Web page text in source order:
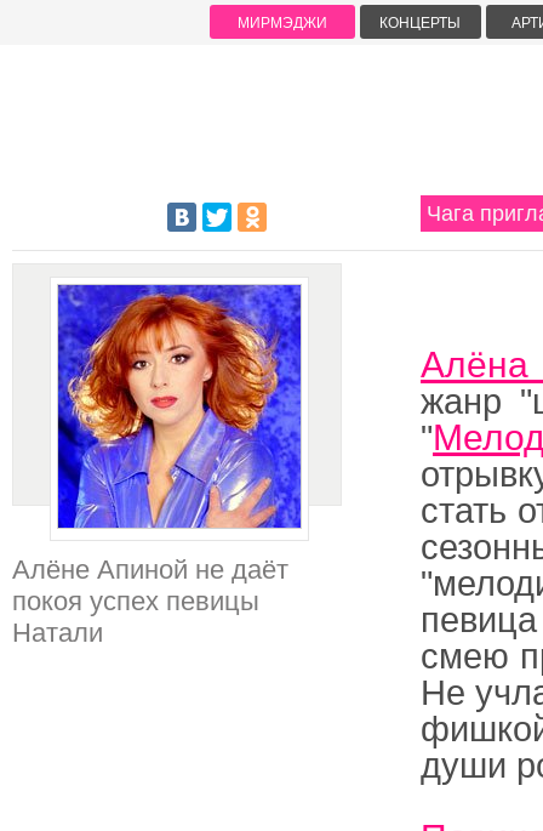
Чага
Алёна
жанр
"
стать
смею
Не
души
Алёне Апиной не даёт
покоя успех певицы
Натали
МИРМЭДЖИ КОНЦЕРТЫ